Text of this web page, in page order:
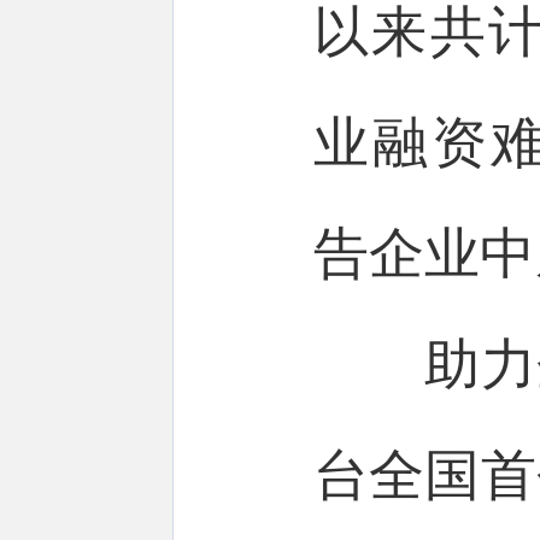
以来共
业融资
告企业
助力
台全国